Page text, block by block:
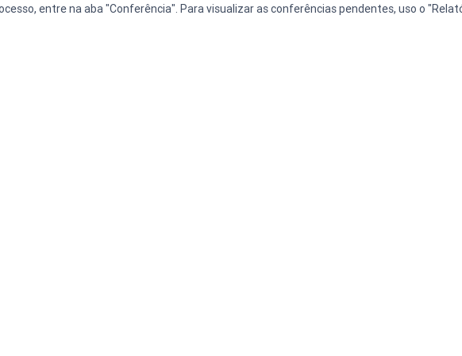
entre na aba "Conferência". Para visualizar as conferências pendentes, uso o